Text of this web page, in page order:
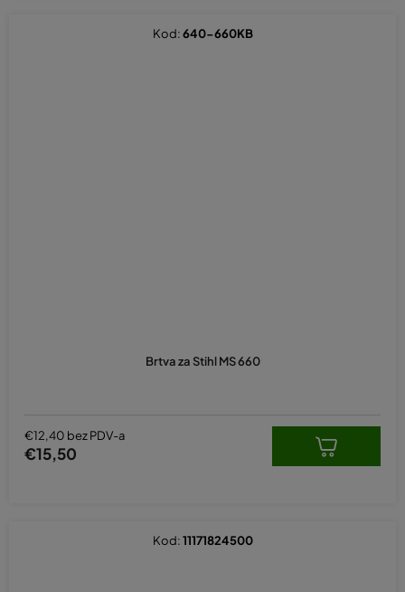
Brtva za Stihl MS 660
€12,40 bez PDV-a
€15,50
Kod:640-660KB
Kod:11171824500